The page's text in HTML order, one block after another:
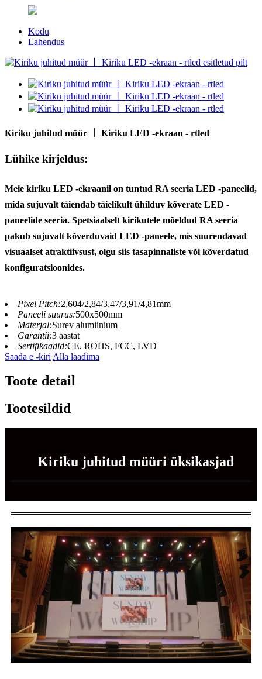
Kodu
Lahendus
Kiriku juhitud müür 丨 Kiriku LED -ekraan - rtled
Lühike kirjeldus:
Meie kiriku LED -ekraanil on tuntud RA seeria LED -paneelid,
mida sujuvalt täiendab täielikult ühilduv kõverate LED -
paneelide seeria. Spetsiaalselt kirikutele mõeldud RA seeria
pakub sujuvalt kõverduvaid LED -paneele, mis suurendavad
visuaalset atraktiivsust, olgu siis tasapinnaliste või kõverdatud
konfiguratsioonides.
Pixel Pitch:2,604/2,84/3,47/3,91/4,81mm
Paneeli suurus:500x500mm
Materjal:Surev alumiinium
Garantii:3 aastat
Sertifikaadid:CE, ROHS, FCC, LVD
Saada e -kiri Alla laadima
Toote detail
Tootesildid
Kiriku juhitud müüri üksikasjad